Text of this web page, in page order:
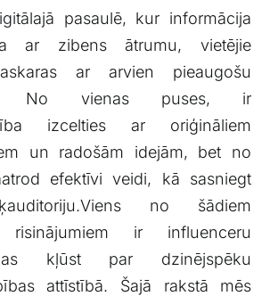
pasaulē, kur informācija
ar zibens ātrumu, vietējie
ar arvien pieaugošu
No vienas puses, ‍ir
izcelties⁣ ar oriģināliem
un radošām idejām, bet no
efektīvi veidi, kā sasniegt
no‌ šādiem
risinājumiem ir ‍influenceru
kļūst par dzinējspēku
attīstībā. Šajā rakstā⁣ mēs